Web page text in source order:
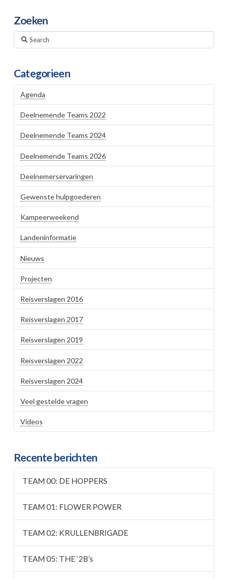
Zoeken
Search
Categorieen
Agenda
Deelnemende Teams 2022
Deelnemende Teams 2024
Deelnemende Teams 2026
Deelnemerservaringen
Gewenste hulpgoederen
Kampeerweekend
Landeninformatie
Nieuws
Projecten
Reisverslagen 2016
Reisverslagen 2017
Reisverslagen 2019
Reisverslagen 2022
Reisverslagen 2024
Veel gestelde vragen
Videos
Recente berichten
TEAM 00: DE HOPPERS
TEAM 01: FLOWER POWER
TEAM 02: KRULLENBRIGADE
TEAM 05: THE ‘2B’s